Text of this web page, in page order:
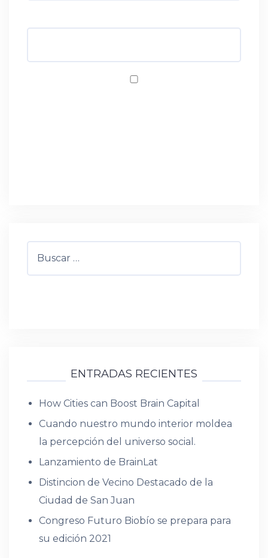
ENTRADAS RECIENTES
How Cities can Boost Brain Capital
Cuando nuestro mundo interior moldea
la percepción del universo social.
Lanzamiento de BrainLat
Distincion de Vecino Destacado de la
Ciudad de San Juan
Congreso Futuro Biobío se prepara para
su edición 2021